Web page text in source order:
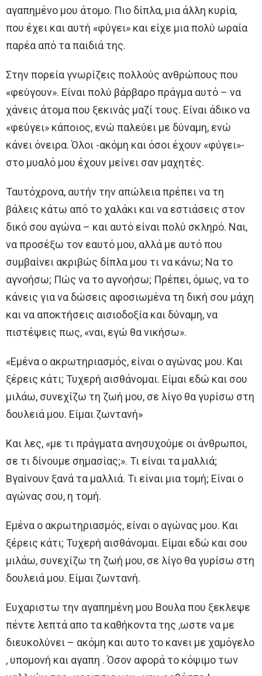
αγαπημένο μου άτομο. Πιο δίπλα, μια άλλη κυρία,
που έχει και αυτή «φύγει» και είχε μια πολύ ωραία
παρέα από τα παιδιά της.
Στην πορεία γνωρίζεις πολλούς ανθρώπους που
«φεύγουν». Είναι πολύ βάρβαρο πράγμα αυτό – να
χάνεις άτομα που ξεκινάς μαζί τους. Είναι άδικο να
«φεύγει» κάποιος, ενώ παλεύει με δύναμη, ενώ
κάνει όνειρα. Όλοι -ακόμη και όσοι έχουν «φύγει»-
στο μυαλό μου έχουν μείνει σαν μαχητές.
Ταυτόχρονα, αυτήν την απώλεια πρέπει να τη
βάλεις κάτω από το χαλάκι και να εστιάσεις στον
δικό σου αγώνα – και αυτό είναι πολύ σκληρό. Ναι,
να προσέξω τον εαυτό μου, αλλά με αυτό που
συμβαίνει ακριβώς δίπλα μου τι να κάνω; Να το
αγνοήσω; Πώς να το αγνοήσω; Πρέπει, όμως, να το
κάνεις για να δώσεις αφοσιωμένα τη δική σου μάχη
και να αποκτήσεις αισιοδοξία και δύναμη, να
πιστέψεις πως, «ναι, εγώ θα νικήσω».
«Εμένα ο ακρωτηριασμός, είναι ο αγώνας μου. Και
ξέρεις κάτι; Τυχερή αισθάνομαι. Είμαι εδώ και σου
μιλάω, συνεχίζω τη ζωή μου, σε λίγο θα γυρίσω στη
δουλειά μου. Είμαι ζωντανή»
Και λες, «με τι πράγματα ανησυχούμε οι άνθρωποι,
σε τι δίνουμε σημασίας;». Τι είναι τα μαλλιά;
Βγαίνουν ξανά τα μαλλιά. Τι είναι μια τομή; Είναι ο
αγώνας σου, η τομή.
Εμένα ο ακρωτηριασμός, είναι ο αγώνας μου. Και
ξέρεις κάτι; Τυχερή αισθάνομαι. Είμαι εδώ και σου
μιλάω, συνεχίζω τη ζωή μου, σε λίγο θα γυρίσω στη
δουλειά μου. Είμαι ζωντανή.
Ευχαριστω την αγαπημένη μου Βουλα που ξεκλεψε
πέντε λεπτά απο τα καθήκοντα της ,ωστε να με
διευκολύνει – ακόμη και αυτο το κανει με χαμόγελο
, υπομονή και αγαπη . Όσον αφορά το κόψιμο των